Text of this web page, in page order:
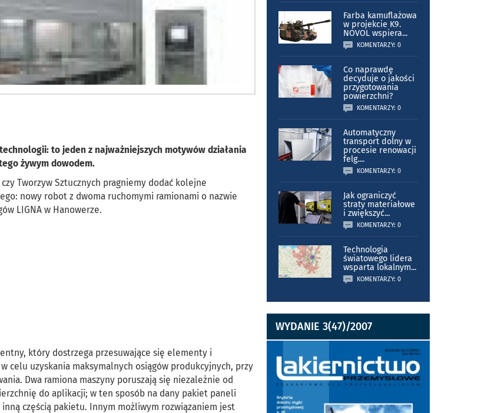
to jeden z najważniejszych motywów działania
żywym dowodem.
Tworzyw Sztucznych pragniemy dodać kolejne
nowy robot z dwoma ruchomymi ramionami o nazwie
LIGNA w Hanowerze.
który dostrzega przesuwające się elementy i
celu uzyskania maksymalnych osiągów produkcyjnych, przy
Dwa ramiona maszyny poruszają się niezależnie od
do aplikacji; w ten sposób na dany pakiet paneli
częścią pakietu. Innym możliwym rozwiązaniem jest
Farba kamuflażowa
w projekcie K9.
NOVOL wspiera...
KOMENTARZY: 0
Co naprawdę
decyduje o jakości
przygotowania
powierzchni?
KOMENTARZY: 0
Automatyczny
transport dolny w
procesie renowacji
felg....
KOMENTARZY: 0
Jak ograniczyć
straty materiałowe
i zwiększyć...
KOMENTARZY: 0
Technologia
światowego lidera
wsparta lokalnym...
KOMENTARZY: 0
WYDANIE 3(47)/2007